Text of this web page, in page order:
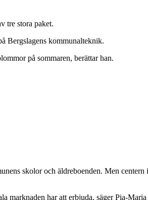
tre stora paket.
Bergslagens kommunalteknik.
på sommaren, berättar han.
skolor och äldreboenden. Men
marknaden har att erbjuda, säger Pia-Maria